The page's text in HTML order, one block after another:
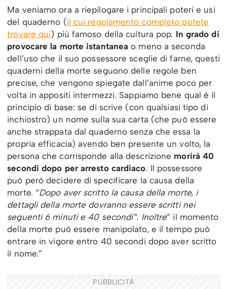
Ma veniamo ora a riepilogare i principali poteri e usi
del quaderno (il cui regolamento completo potete
trovare qui) più famoso della cultura pop. In grado di
provocare la morte istantanea o meno a seconda
dell’uso che il suo possessore sceglie di farne, questi
quaderni della morte seguono delle regole ben
precise, che vengono spiegate dall’anime poco per
volta in appositi intermezzi. Sappiamo bene qual è il
principio di base: se di scrive (con qualsiasi tipo di
inchiostro) un nome sulla sua carta (che può essere
anche strappata dal quaderno senza che essa la
propria efficacia) avendo ben presente un volto, la
persona che corrisponde alla descrizione morirà 40
secondi dopo per arresto cardiaco. Il possessore
può però decidere di specificare la causa della
morte. “Dopo aver scritto la causa della morte, i
dettagli della morte dovranno essere scritti nei
seguenti 6 minuti e 40 secondi”. Inoltre” il momento
della morte può essere manipolato, e il tempo può
entrare in vigore entro 40 secondi dopo aver scritto
il nome.”
PUBBLICITÀ